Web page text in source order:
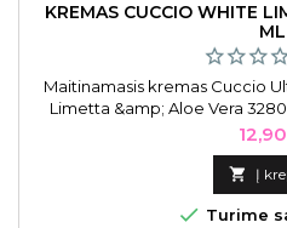
KREMAS CUCCIO WHITE
ML
Maitinamasis kremas Cuccio
Limetta &amp; Aloe Vera
pėdoms irKaina
 Į
 Turime